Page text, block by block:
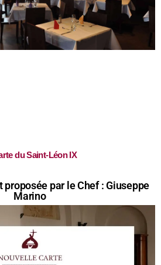
du Saint-Léon IX
proposée par le Chef : Giuseppe
Marino